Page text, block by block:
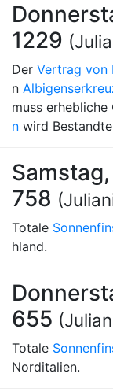
1229
Der Vertrag von
n
muss erhebliche
n wird
758
Totale
hland.
655
Totale
Norditalien.